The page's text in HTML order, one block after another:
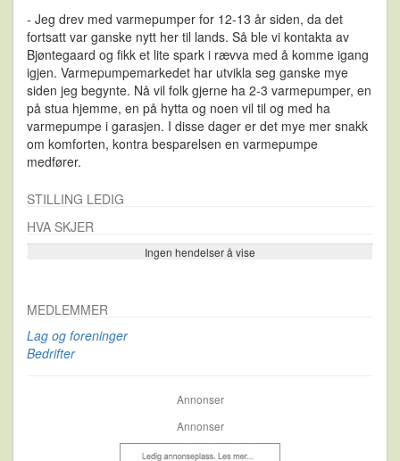
- Jeg drev med varmepumper for 12-13 år siden, da det
fortsatt var ganske nytt her til lands. Så ble vi kontakta av
Bjøntegaard og fikk et lite spark i rævva med å komme igang
igjen. Varmepumpemarkedet har utvikla seg ganske mye
siden jeg begynte. Nå vil folk gjerne ha 2-3 varmepumper, en
på stua hjemme, en på hytta og noen vil til og med ha
varmepumpe i garasjen. I disse dager er det mye mer snakk
om komforten, kontra besparelsen en varmepumpe
medfører.
STILLING LEDIG
HVA SKJER
Ingen hendelser å vise
Se flere…
MEDLEMMER
Lag og foreninger
Bedrifter
Annonser
Annonser